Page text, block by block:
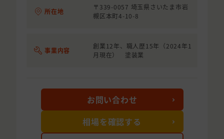
所在地
〒339-0057 埼玉県さいたま市岩
槻区本町4-10-8
事業内容
創業12年、職人歴15年（2024年1
月現在） 塗装業
お問い合わせ
相場を確認する